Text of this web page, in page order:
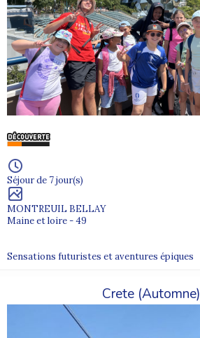
Séjour de 7 jour(s)
MONTREUIL BELLAY
Maine et loire - 49
Sensations futuristes et aventures épiques
Crete (Automne)